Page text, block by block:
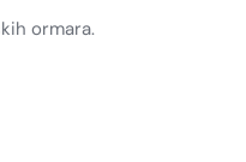
ormara.